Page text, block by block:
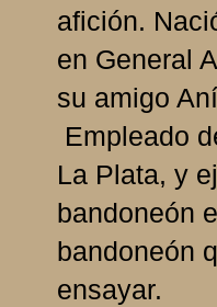
afición.
en General
su amigo
Empleado
La Plata, y
bandoneón
bandoneón
ensayar.